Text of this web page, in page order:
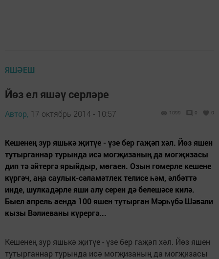
ЯШӘЕШ
Йөз ел яшәү серләре
Автор, 17 октябрь 2014 - 10:57 1099 0 0
Кешенең зур яшькә җитүе - үзе бер гаҗәп хәл. Йөз яшен
тутырганнар турында исә могҗизаның да могҗизасы
дип тә әйтергә ярыйдыр, мөгаен. Озын гомерле кешене
күргәч, аңа саулык-сәламәтлек телисе һәм, әлбәттә
инде, шулкадәрле яши алу серен дә белешәсе килә.
Быел апрель аенда 100 яшен тутырган Мәрһүбә Шәвәли
кызы Вәлиеваны күрергә...
Кешенең зур яшькә җитүе - үзе бер гаҗәп хәл. Йөз яшен
тутырганнар турында исә могҗизаның да могҗизасы